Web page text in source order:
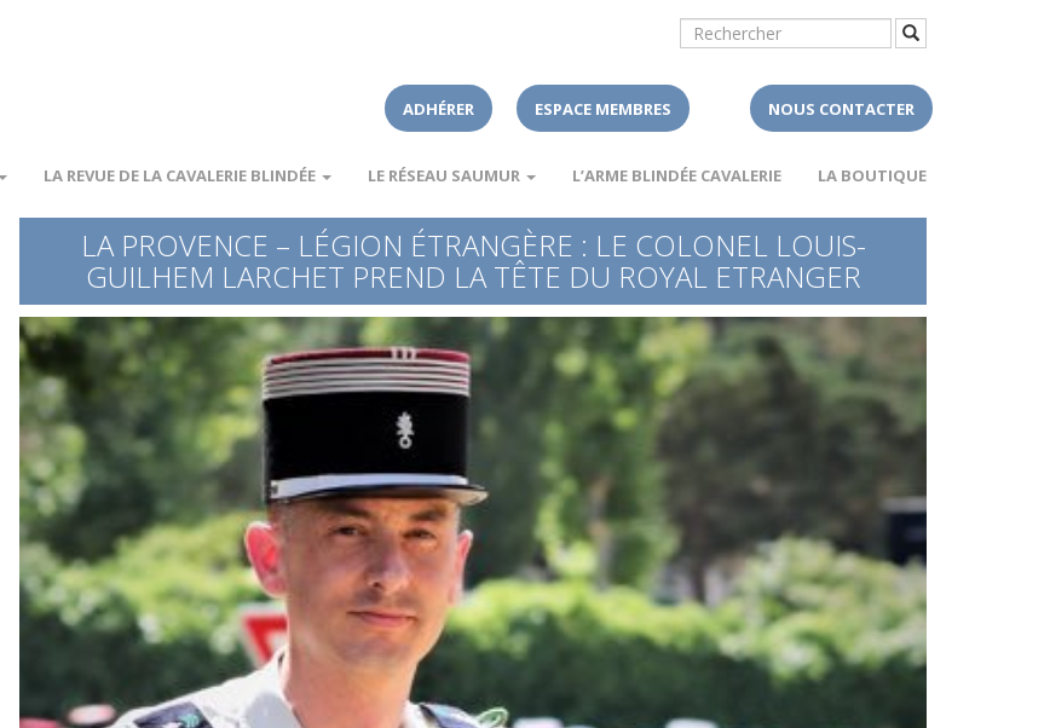
ADHÉRER ESPACE MEMBRES NOUS CONTACTER
LA REVUE DE LA CAVALERIE BLINDÉE LE RÉSEAU SAUMUR L’ARME BLINDÉE CAVALERIE LA BOUTIQUE
LA PROVENCE – LÉGION ÉTRANGÈRE : LE COLONEL LOUIS-
GUILHEM LARCHET PREND LA TÊTE DU ROYAL ETRANGER